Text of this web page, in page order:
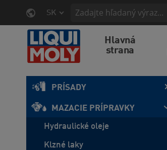
SK
Hlavná
strana
PRÍSADY
MAZACIE PRÍPRAVKY
Hydraulické oleje
Klzné laky